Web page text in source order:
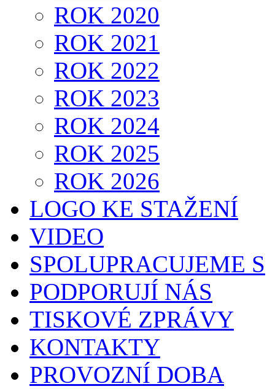
ROK 2020
ROK 2021
ROK 2022
ROK 2023
ROK 2024
ROK 2025
ROK 2026
LOGO KE STAŽENÍ
VIDEO
SPOLUPRACUJEME S
PODPORUJÍ NÁS
TISKOVÉ ZPRÁVY
KONTAKTY
PROVOZNÍ DOBA